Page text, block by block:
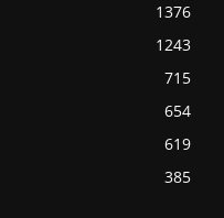
1376
1243
715
654
619
385